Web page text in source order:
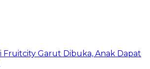
Fruitcity Garut Dibuka, Anak Dapat